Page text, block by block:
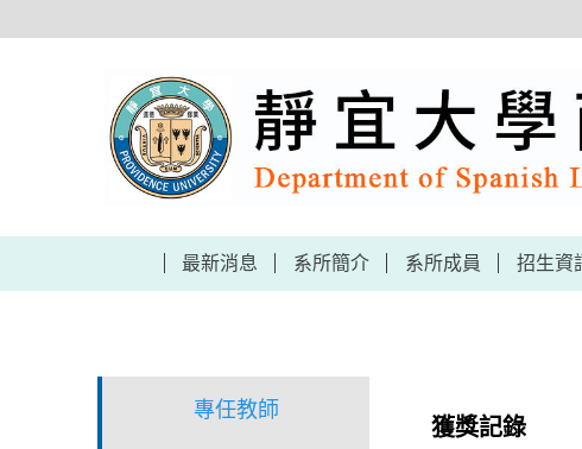
到
最新消息 系所簡介 系所成員 招生資
專任教師
獲獎記錄